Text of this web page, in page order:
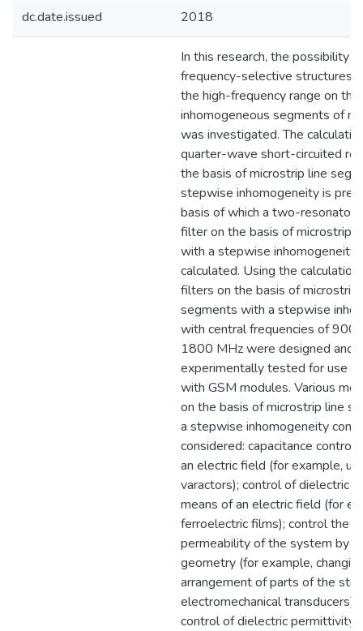
dc.date.issued 2018
In this research, the possibility
frequency-selective structures
the high-frequency range on
inhomogeneous segments of
was investigated. The
quarter-wave short-circuited
the basis of microstrip line
stepwise inhomogeneity is
basis of which a two-resonator
filter on the basis of microstrip
with a stepwise inhomogeneity
calculated. Using the
filters on the basis of microstrip
segments with a stepwise
with central frequencies of 900
1800 MHz were designed and
experimentally tested for use in
with GSM modules. Various
on the basis of microstrip line
a stepwise inhomogeneity
considered: capacitance control
an electric field (for example,
varactors); control of dielectric
means of an electric field (for
ferroelectric films); control the
permeability of the system by
geometry (for example,
arrangement of parts of the
electromechanical transducers);
control of dielectric permittivity;